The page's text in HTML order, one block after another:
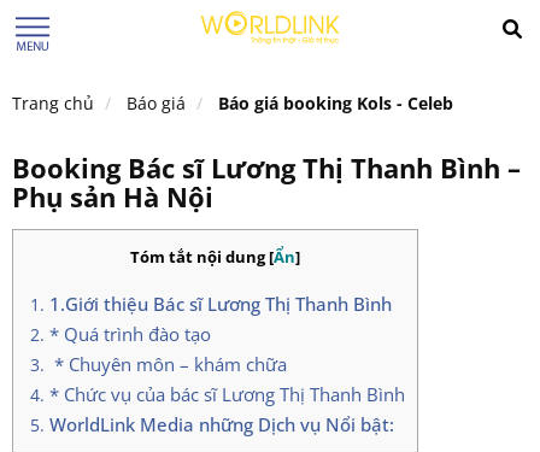
Trang chủ Báo giá Báo giá booking Kols - Celeb
Booking Bác sĩ Lương Thị Thanh Bình –
Phụ sản Hà Nội
Tóm tắt nội dung[Ẩn]
1.Giới thiệu Bác sĩ Lương Thị Thanh Bình
* Quá trình đào tạo
* Chuyên môn – khám chữa
* Chức vụ của bác sĩ Lương Thị Thanh Bình
WorldLink Media những Dịch vụ Nổi bật: